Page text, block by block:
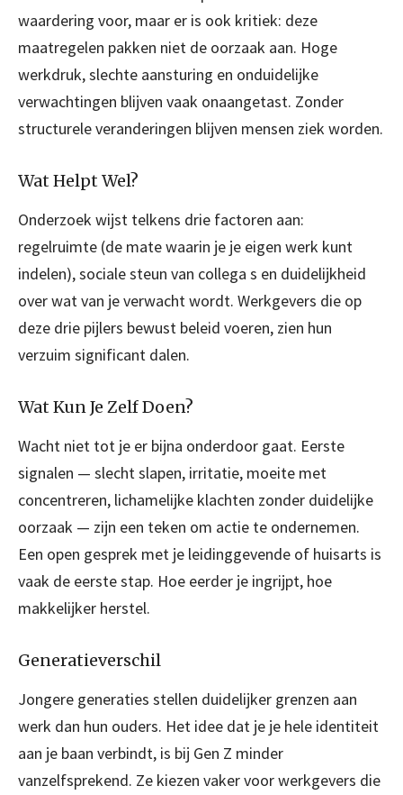
waardering voor, maar er is ook kritiek: deze
maatregelen pakken niet de oorzaak aan. Hoge
werkdruk, slechte aansturing en onduidelijke
verwachtingen blijven vaak onaangetast. Zonder
structurele veranderingen blijven mensen ziek worden.
Wat Helpt Wel?
Onderzoek wijst telkens drie factoren aan:
regelruimte (de mate waarin je je eigen werk kunt
indelen), sociale steun van collega s en duidelijkheid
over wat van je verwacht wordt. Werkgevers die op
deze drie pijlers bewust beleid voeren, zien hun
verzuim significant dalen.
Wat Kun Je Zelf Doen?
Wacht niet tot je er bijna onderdoor gaat. Eerste
signalen — slecht slapen, irritatie, moeite met
concentreren, lichamelijke klachten zonder duidelijke
oorzaak — zijn een teken om actie te ondernemen.
Een open gesprek met je leidinggevende of huisarts is
vaak de eerste stap. Hoe eerder je ingrijpt, hoe
makkelijker herstel.
Generatieverschil
Jongere generaties stellen duidelijker grenzen aan
werk dan hun ouders. Het idee dat je je hele identiteit
aan je baan verbindt, is bij Gen Z minder
vanzelfsprekend. Ze kiezen vaker voor werkgevers die